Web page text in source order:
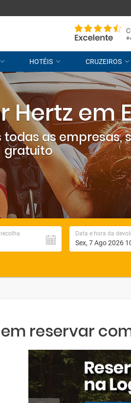
HOTÉIS CRUZEIROS
Hertz em
as empresas,
gratuito
Data e hora da
reservar